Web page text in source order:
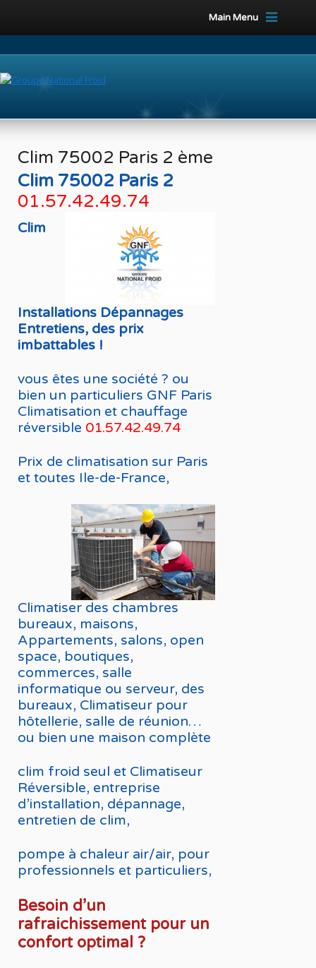
Main Menu
Clim 75002 Paris 2 ème
Clim 75002 Paris 2
01.57.42.49.74
Clim
Installations Dépannages
Entretiens, des prix
imbattables !
vous êtes une société ? ou
bien un particuliers GNF Paris
Climatisation et chauffage
réversible 01.57.42.49.74
Prix de climatisation sur Paris
et toutes Ile-de-France,
Climatiser des chambres
bureaux, maisons,
Appartements, salons, open
space, boutiques,
commerces, salle
informatique ou serveur, des
bureaux, Climatiseur pour
hôtellerie, salle de réunion…
ou bien une maison complète
clim froid seul et Climatiseur
Réversible, entreprise
d’installation, dépannage,
entretien de clim,
pompe à chaleur air/air, pour
professionnels et particuliers,
Besoin d’un
rafraichissement pour un
confort optimal ?